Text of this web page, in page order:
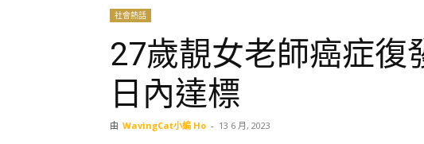
社會熱話
27歲靚女老師癌症復
日內達標
由 WavingCat小編 Ho - 13 6 月, 2023